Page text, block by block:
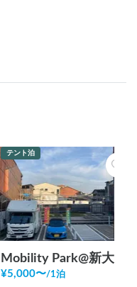
テント泊
Mobility Park@新大宮広場 くるま旅ステーション by Van LIfe COYOTE
¥5,000〜/1泊